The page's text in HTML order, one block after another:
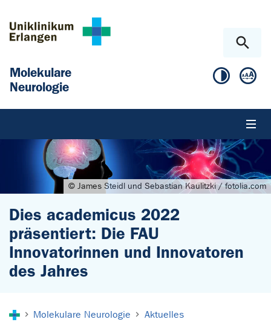
Molekulare
Neurologie
© James Steidl und Sebastian Kaulitzki / fotolia.com
Dies academicus 2022
präsentiert: Die FAU
Innovatorinnen und Innovatoren
des Jahres
Molekulare Neurologie
Aktuelles